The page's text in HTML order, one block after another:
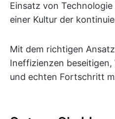
Einsatz von
einer Kultur der
Mit dem richtigen
Ineffizienzen
und echten Fortschritt